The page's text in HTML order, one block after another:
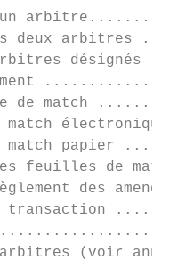
deux arbitres
désignés
de match
match électronique
match papier
feuilles de
des
transaction
(voir